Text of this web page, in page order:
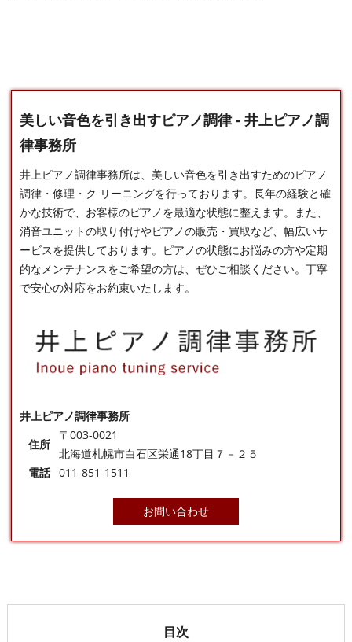
美しい音色を引き出すピアノ調律 - 井上ピアノ調
律事務所
井上ピアノ調律事務所は、美しい音色を引き出すためのピアノ
調律・修理・ク リーニングを行っております。長年の経験と確
かな技術で、お客様のピアノを最適な状態に整えます。また、
消音ユニットの取り付けやピアノの販売・買取など、幅広いサ
ービスを提供しております。ピアノの状態にお悩みの方や定期
的なメンテナンスをご希望の方は、ぜひご相談ください。丁寧
で安心の対応をお約束いたします。
井上ピアノ調律事務所
住所
〒003-0021
北海道札幌市白石区栄通18丁目７－２５
電話 011-851-1511
お問い合わせ
目次